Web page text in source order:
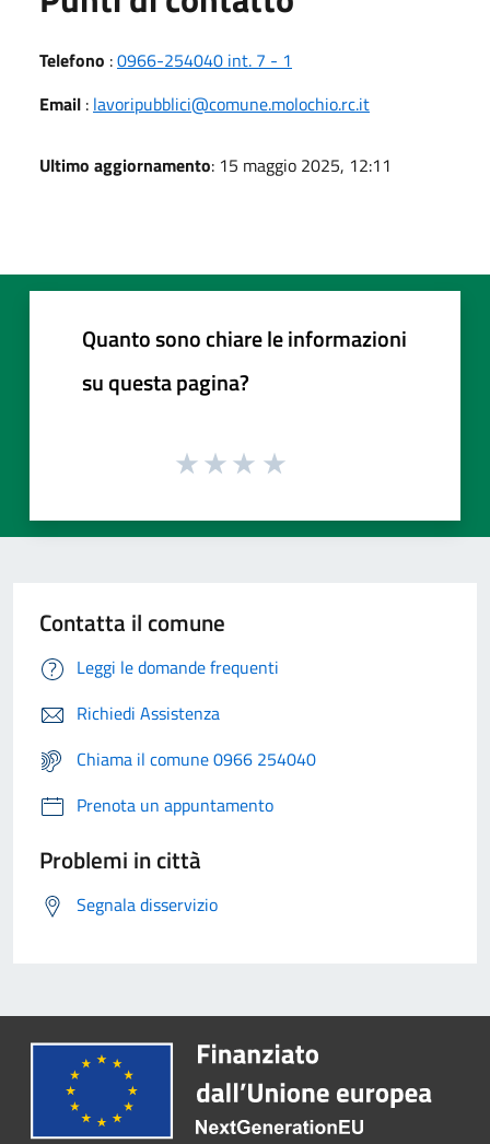
Telefono :0966-254040 int. 7 - 1
Email : lavoripubblici@comune.molochio.rc.it
Ultimo aggiornamento: 15 maggio 2025, 12:11
Quanto sono chiare le informazioni
su questa pagina?
Contatta il comune
Leggi le domande frequenti
Richiedi Assistenza
Chiama il comune 0966 254040
Prenota un appuntamento
Problemi in città
Segnala disservizio